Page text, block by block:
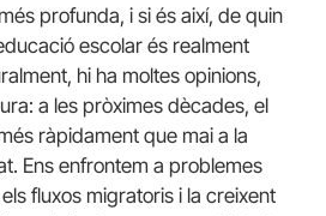
profunda, i si és així, de quin
escolar és realment
hi ha moltes opinions,
a les pròximes dècades, el
ràpidament que mai a la
Ens enfrontem a problemes
fluxos migratoris i la creixent